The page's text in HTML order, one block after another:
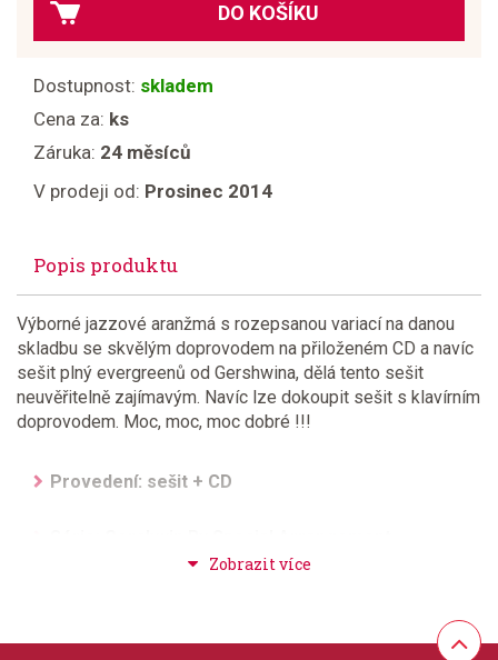
DO KOŠÍKU
Dostupnost: skladem
Cena za: ks
Záruka: 24 měsíců
V prodeji od: Prosinec 2014
Popis produktu
Výborné jazzové aranžmá s rozepsanou variací na danou
skladbu se skvělým doprovodem na přiloženém CD a navíc
sešit plný evergreenů od Gershwina, dělá tento sešit
neuvěřitelně zajímavým. Navíc lze dokoupit sešit s klavírním
doprovodem. Moc, moc, moc dobré !!!
Provedení: sešit + CD
Hudební styl: jazz + blues + ragtime + swing